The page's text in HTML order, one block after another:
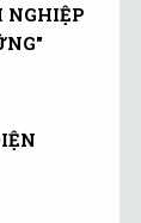
NGHIỆP